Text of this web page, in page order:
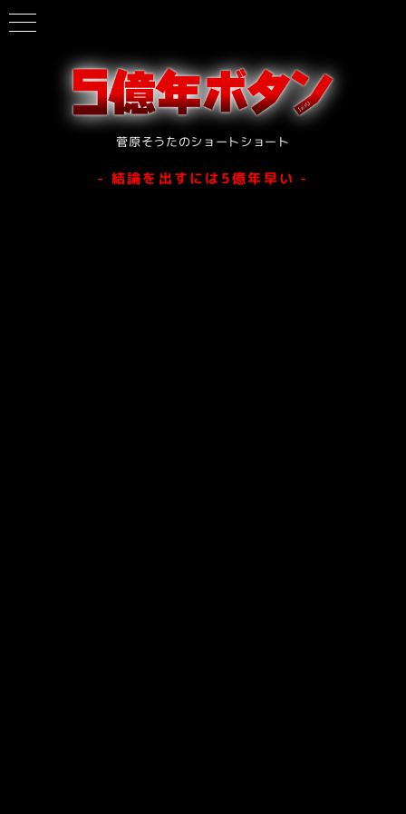
菅原そうたのショートショート
- 結論を出すには5億年早い -